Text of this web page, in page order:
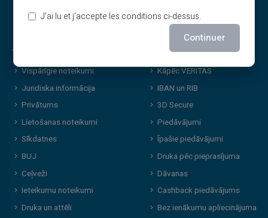
Juridiskā informācija
Vispārīgie noteikumi
Juridiska informācija
Privātums
Lietošanas noteikumi
Sīkdatnes
BUJ
Ceļveži
Ieteikumu noteikumi
Druka un attēli
Veritas priekšrocības
Kāpēc VERITAS
IBAN un RIB
3D Secure
Piedāvājumi
Īpašie piedāvājumi
Druka pēc pieprasījuma
Dāvanas
Cashback piedāvājums
Bez ienākumu apliecinājuma
J’ai lu et j’accepte les conditions ci-dessus.
Continuer